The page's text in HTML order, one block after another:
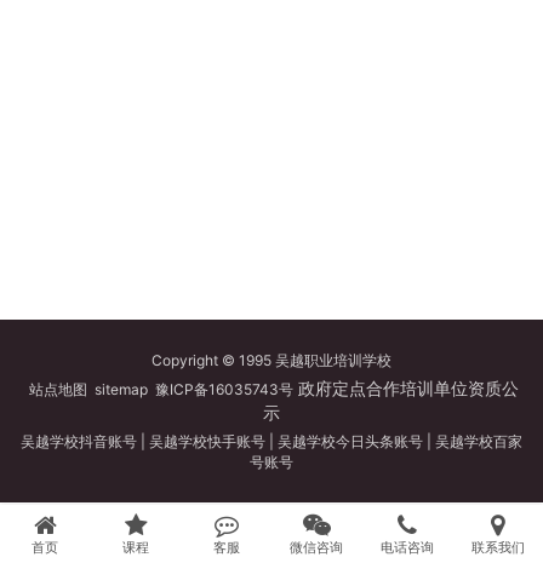
Copyright © 1995 吴越职业培训学校
站点地图 sitemap 豫ICP备16035743号政府定点合作培训单位资质公
示
吴越学校抖音账号 吴越学校快手账号 吴越学校今日头条账号
吴越学校百家
号账号
首页 课程 客服 微信咨询 电话咨询 联系我们